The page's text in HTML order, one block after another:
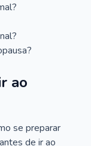
ao
se preparar
de ir ao